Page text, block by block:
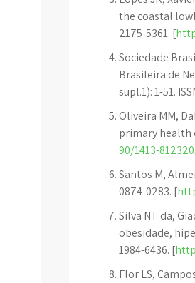
the coastal
2175-5361. [
Sociedade
Brasileira de
supl.1): 1-51.
Oliveira MM,
primary health
90/1413-
Santos M,
0874-0283. [
Silva NT da,
obesidade,
1984-6436. [
Flor LS,